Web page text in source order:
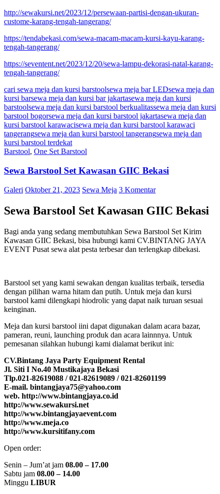
http://sewakursi.net/2023/12/persewaan-partisi-dengan-ukuran-
custome-karang-tengah-tangerang/
https://tendabekasi.com/sewa-macam-macam-kursi-kayu-karang-
tengah-tangerang/
https://seventent.net/2023/12/20/sewa-lampu-dekorasi-natal-karang-
tengah-tangerang/
cari sewa meja dan kursi barstoolsewa meja bar LEDsewa meja dan
kursi barsewa meja dan kursi bar jakartasewa meja dan kursi
barstoolsewa meja dan kursi barstool berkualitassewa meja dan kursi
barstool bogorsewa meja dan kursi barstool jakartasewa meja dan
kursi barstool karawacisewa meja dan kursi barstool karawaci
tangerangsewa meja dan kursi barstool tangerangsewa meja dan
kursi barstool terdekat
Barstool, One Set Barstool
Sewa Barstool Set Kawasan GIIC Bekasi
Galeri Oktober 21, 2023 Sewa Meja 3 Komentar
Sewa Barstool Set Kawasan GIIC Bekasi
Bagi anda yang sedang membutuhkan Sewa Barstool Set Kirim
Kawasan GIIC Bekasi, bisa hubungi kami CV.BINTANG JAYA
EVENT Pusat sewa alat pesta terbesar dan terlengkap dibekasi.
Barstool set yang kami sewakan dengan kualitas terbaik, tersedia
dengan pilihan warna hitam dan putih. Untuk meja dan kursi
barstool kami dilengkapi hiodrolic yang dapat naik turuan sesuai
keinginan.
Meja dan kursi barstool iini dapat digunakan dalam acara bazar,
pameran, reuni, launching produk dan acara lainnnya. Untuk
pemesanan silahkan hubungi kami dialamat berikut ini:
CV.Bintang Jaya Party Equipment Rental
Jl. Siti I No.40 Mustikajaya Bekasi
Tlp.021-82619088 / 021-82619089 / 021-82601199
E-mail. bintangjaya75@yahoo.com
web. http://www.bintangjaya.co.id
http://www.sewakursi.net
http://www.bintangjayaevent.com
http://www.meja.co
http://www.kursitifany.com
Open order:
Senin – Jum’at jam 08.00 – 17.00
Sabtu jam 08.00 – 14.00
Minggu LIBUR